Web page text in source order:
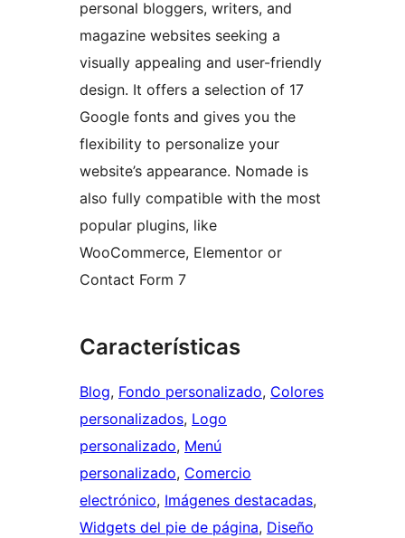
personal bloggers, writers, and
magazine websites seeking a
visually appealing and user-friendly
design. It offers a selection of 17
Google fonts and gives you the
flexibility to personalize your
website’s appearance. Nomade is
also fully compatible with the most
popular plugins, like
WooCommerce, Elementor or
Contact Form 7
Características
Blog, Fondo personalizado, Colores
personalizados, Logo
personalizado, Menú
personalizado, Comercio
electrónico, Imágenes destacadas
Widgets del pie de página, Diseño